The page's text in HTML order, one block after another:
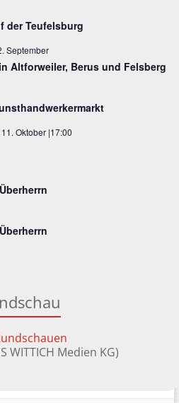
der Teufelsburg
September
Altforweiler, Berus und Felsberg
11. Oktober |17:00
WITTICH Medien KG)